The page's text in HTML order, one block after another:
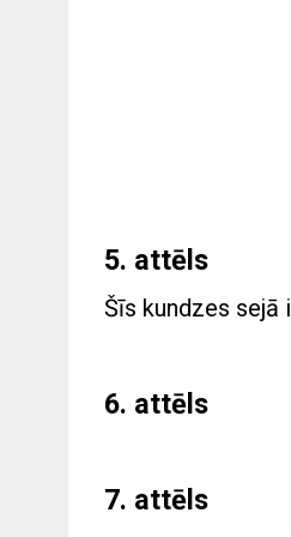
5. attēls
Šīs kundzes
6. attēls
7. attēls